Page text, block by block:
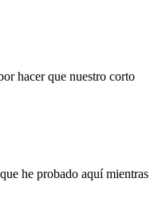
hacer que nuestro corto
he probado aquí mientras